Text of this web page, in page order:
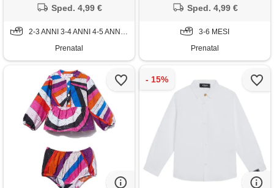
Sped. 4,99 €
2-3 ANNI 3-4 ANNI 4-5 ANNI 5-6 ANNI
Prenatal
Sped. 4,99 €
3-6 MESI
Prenatal